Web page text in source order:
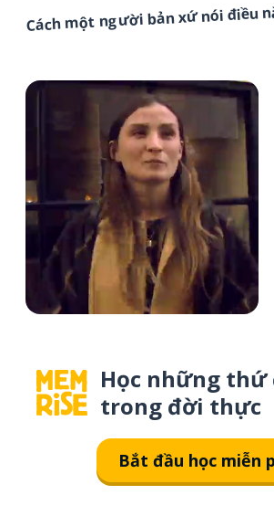
Cách một người bản xứ nói điều
Học những thứ
trong đời thực
Bắt đầu học miễn